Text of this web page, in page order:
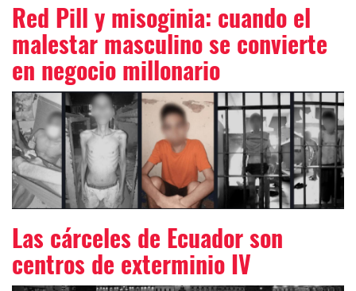
Red Pill y misoginia: cuando el
malestar masculino se convierte
en negocio millonario
Las cárceles de Ecuador son
centros de exterminio IV